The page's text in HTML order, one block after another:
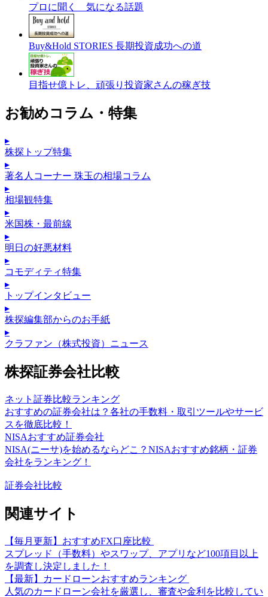
プロに聞く 気になる話題
Buy&Hold STORIES 長期投資成功への道
目指せ億トレ、頑張り投資家さんの稼ぎ技
お勧めコラム・特集
▸
株探トップ特集
▸
著名人コーナー 珠玉の相場コラム
▸
相場観特集
▸
米国株・最前線
▸
明日の好悪材料
▸
コモディティ特集
▸
トップインタビュー
▸
株探編集部からのお手紙
▸
クラファン（株式投資）ニュース
株探証券会社比較
ネット証券比較ランキング
おすすめの証券会社は？各社の手数料・取引ツールやサービ
スを徹底比較！
NISAおすすめ証券会社
NISA(ニーサ)を始めるならどこ？NISAおすすめ銘柄・証券
会社をランキング！
証券会社比較
関連サイト
【毎月更新】おすすめFX口座比較
スプレッド（手数料）やスワップ、アプリなど100項目以上
を調査し決定しました！
【最新】カードローンおすすめランキング
人気のカードローン会社を厳選し、審査や金利を比較してい